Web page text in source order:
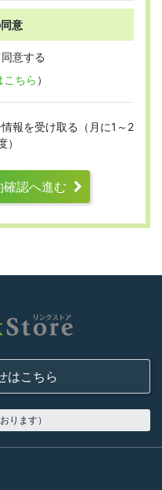
）
）
ること
ービスを利用で
ープランに設定
意
意する
ちら ）
報を受け取る（月に1～2
）
認へ進む
はこちら
ります）